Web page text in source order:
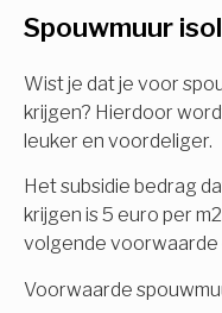
Spouwmuur
Wist je dat je voor
krijgen? Hierdoor
leuker en voordeliger.
Het subsidie bedrag
krijgen is 5 euro per
volgende
Voorwaarde
Isolatiemaatregel
Spouwisolatie
Vloerisolatie
Dakisolatie
Gevelisolatie
Vul uw
Voornaam